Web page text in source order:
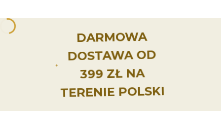
DARMOWA
DOSTAWA OD
399 ZŁ NA
TERENIE POLSKI